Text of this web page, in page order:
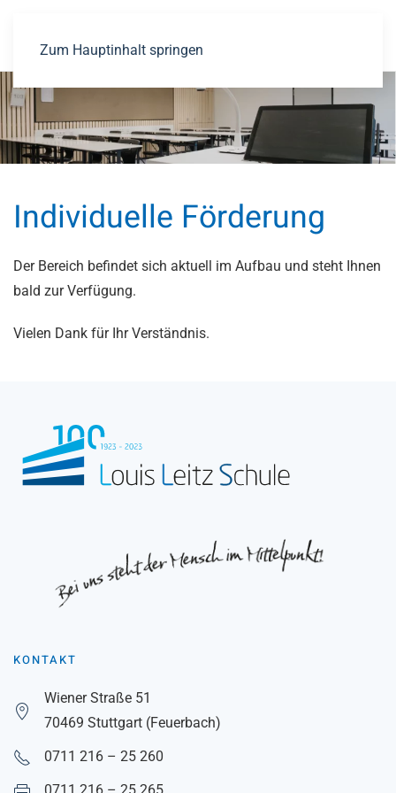
Zum Hauptinhalt springen
Individuelle Förderung
Der Bereich befindet sich aktuell im Aufbau und steht Ihnen
bald zur Verfügung.
Vielen Dank für Ihr Verständnis.
KONTAKT
Wiener Straße 51
70469 Stuttgart (Feuerbach)
0711 216 – 25 260